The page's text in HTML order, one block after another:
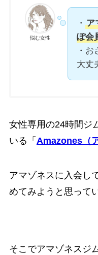
悩む女性
・ ア
ぽ会
・
大丈
女性専用の24時間ジ
いる「 Amazones（
アマゾネスに入会し
めてみようと思って
そこでアマゾネスジ